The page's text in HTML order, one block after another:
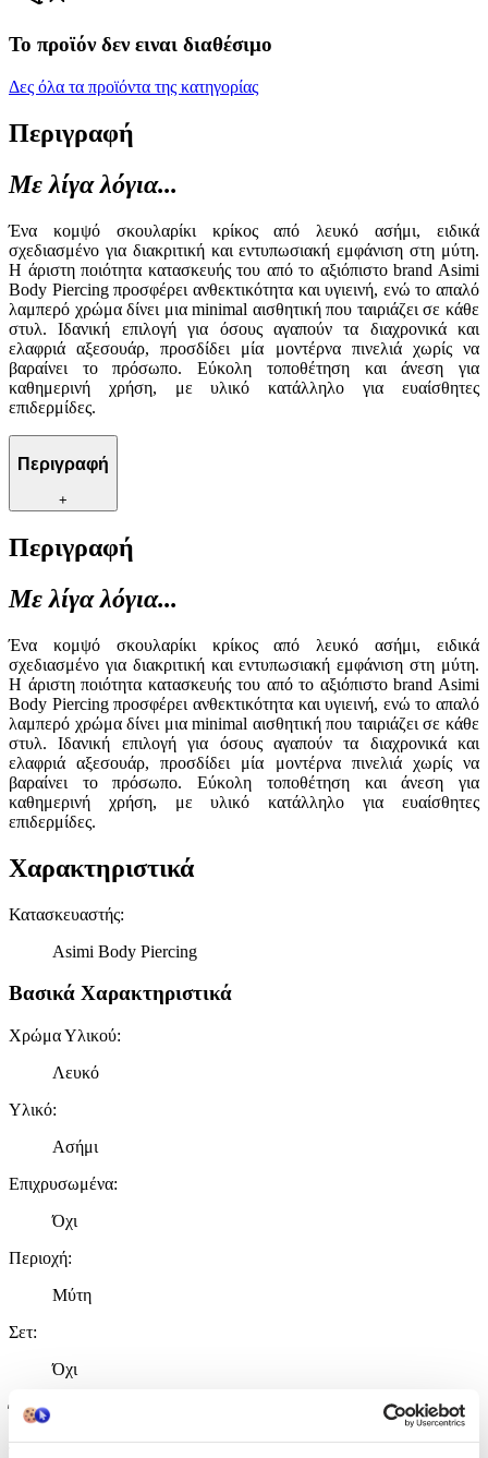
Το προϊόν δεν ειναι διαθέσιμο
Δες όλα τα προϊόντα της κατηγορίας
Περιγραφή
Με λίγα λόγια...
Ένα κομψό σκουλαρίκι κρίκος από λευκό ασήμι, ειδικά
σχεδιασμένο για διακριτική και εντυπωσιακή εμφάνιση στη μύτη.
Η άριστη ποιότητα κατασκευής του από το αξιόπιστο brand Asimi
Body Piercing προσφέρει ανθεκτικότητα και υγιεινή, ενώ το απαλό
λαμπερό χρώμα δίνει μια minimal αισθητική που ταιριάζει σε κάθε
στυλ. Ιδανική επιλογή για όσους αγαπούν τα διαχρονικά και
ελαφριά αξεσουάρ, προσδίδει μία μοντέρνα πινελιά χωρίς να
βαραίνει το πρόσωπο. Εύκολη τοποθέτηση και άνεση για
καθημερινή χρήση, με υλικό κατάλληλο για ευαίσθητες
επιδερμίδες.
Περιγραφή
+
Περιγραφή
Με λίγα λόγια...
Ένα κομψό σκουλαρίκι κρίκος από λευκό ασήμι, ειδικά
σχεδιασμένο για διακριτική και εντυπωσιακή εμφάνιση στη μύτη.
Η άριστη ποιότητα κατασκευής του από το αξιόπιστο brand Asimi
Body Piercing προσφέρει ανθεκτικότητα και υγιεινή, ενώ το απαλό
λαμπερό χρώμα δίνει μια minimal αισθητική που ταιριάζει σε κάθε
στυλ. Ιδανική επιλογή για όσους αγαπούν τα διαχρονικά και
ελαφριά αξεσουάρ, προσδίδει μία μοντέρνα πινελιά χωρίς να
βαραίνει το πρόσωπο. Εύκολη τοποθέτηση και άνεση για
καθημερινή χρήση, με υλικό κατάλληλο για ευαίσθητες
επιδερμίδες.
Χαρακτηριστικά
Κατασκευαστής:
Asimi Body Piercing
Βασικά Χαρακτηριστικά
Χρώμα Υλικού:
Λευκό
Υλικό:
Ασήμι
Επιχρυσωμένα:
Όχι
Περιοχή:
Μύτη
Σετ:
Όχι
Έξτρα Χαρακτηριστικά